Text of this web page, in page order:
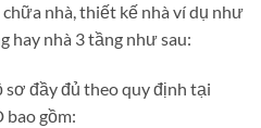
nhà, thiết kế nhà ví dụ như
hay nhà 3 tầng như sau:
sơ đầy đủ theo quy định tại
gồm: